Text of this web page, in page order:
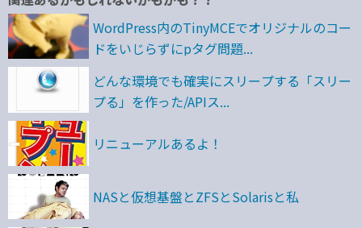
WordPress内のTinyMCEでオリジナルのコー
ドをいじらずにpタグ問題...
どんな環境でも確実にスリープする「スリー
プる」を作った/APIス...
リニューアルあるよ！
NASと仮想基盤とZFSとSolarisと私